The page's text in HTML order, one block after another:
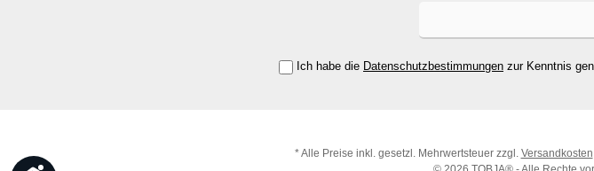
Ich habe die Datenschutzbestimmungen zur Kenntnis
* Alle Preise inkl. gesetzl. Mehrwertsteuer zzgl. Versandkosten